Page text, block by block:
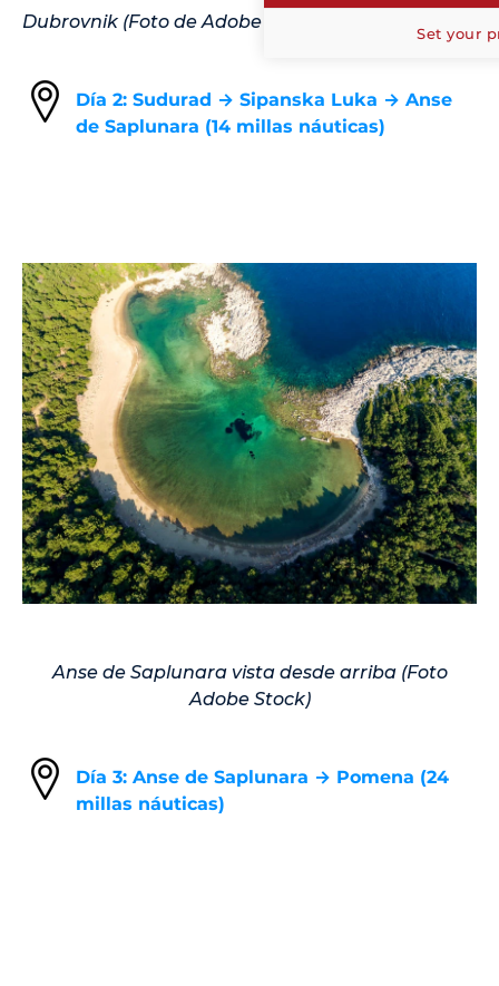
Dubrovnik (Foto de Adobe Stock)
Día 2: Sudurad → Sipanska Luka → Anse
de Saplunara (14 millas náuticas)
Anse de Saplunara vista desde arriba (Foto
Adobe Stock)
Día 3: Anse de Saplunara → Pomena (24
millas náuticas)
Set your